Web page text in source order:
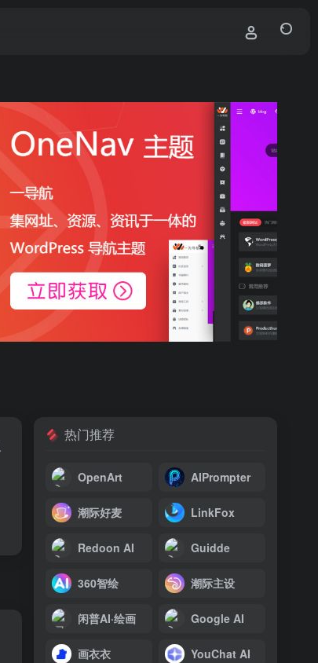
热门推荐
OpenArt AIPrompter
潮际好麦 LinkFox
Redoon AI Guidde
360智绘 潮际主设
闲普AI·绘画 Google AI
画衣衣 YouChat AI